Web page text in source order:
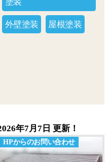
塗装
外壁塗装 屋根塗装
年7月7日 更新！
HPからのお問い合わせ